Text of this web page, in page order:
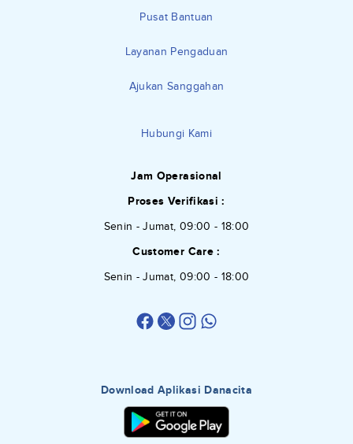
Pusat Bantuan
Layanan Pengaduan
Ajukan Sanggahan
Hubungi Kami
Jam Operasional
Proses Verifikasi :
Senin - Jumat, 09:00 - 18:00
Customer Care :
Senin - Jumat, 09:00 - 18:00
Download Aplikasi Danacita